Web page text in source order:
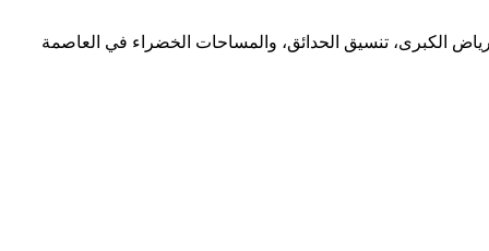
لزراعة 7.5 مليون شجرة وإنشاء 3330 حديقة. تعرف على حدائق الرياض الكبرى، تنسيق الحدائق، والمساحات الخضراء في العاصمة